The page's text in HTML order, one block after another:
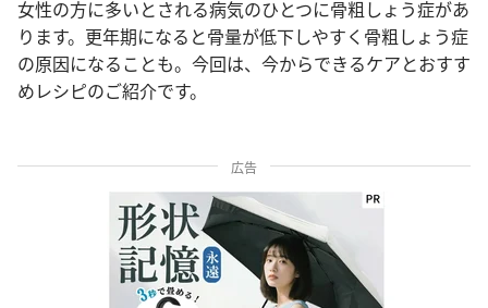
女性の方に多いとされる病気のひとつに骨粗しょう症があ
ります。更年期になると骨量が低下しやすく骨粗しょう症
の原因になることも。今回は、今からできるケアとおすす
めレシピのご紹介です。
広告